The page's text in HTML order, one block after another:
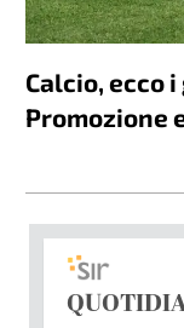
Calcio, ecco
Promozione